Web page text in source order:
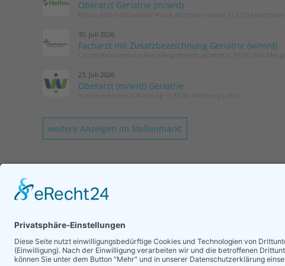
Oberarzt Geriatrie (m/w/d)
30. Juli 2026
Facharzt mit Zusatzbezeichnung Geriatrie (w/m/d)
23. Juli 2026
Oberarzt (m/w/d) Geriatrie
weitere Anzeigen im Stellenmarkt
Login
Tel.: 030 / 52 13 72 75